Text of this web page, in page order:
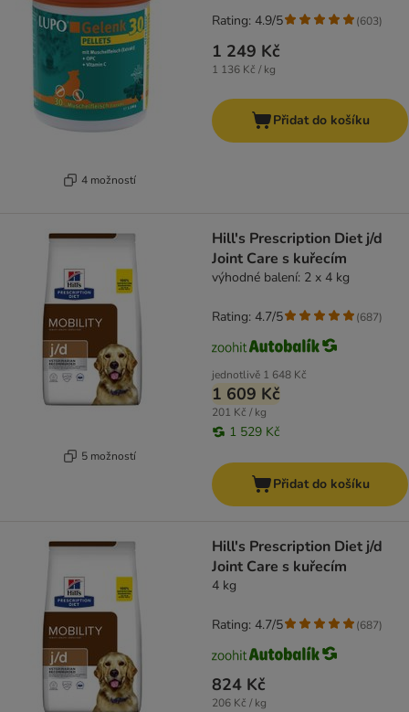
4 možností
1 249 Kč
1 136 Kč / kg
Rating: 4.9/5 (603)
Přidat do košíku
5 možností
Hill's Prescription Diet j/d
Joint Care s kuřecím
výhodné balení: 2 x 4 kg
jednotlivě 1 648 Kč
1 609 Kč
201 Kč / kg
1 529 Kč
Rating: 4.7/5 (687)
Přidat do košíku
Hill's Prescription Diet j/d
Joint Care s kuřecím
4 kg
824 Kč
206 Kč / kg
Rating: 4.7/5 (687)